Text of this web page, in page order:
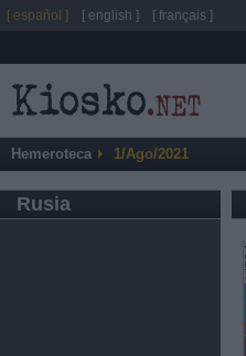
Hemeroteca 1/Ago/2021
Rusia
[ español ] [ english ] [ français ]